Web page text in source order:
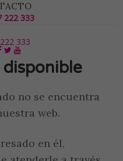
222 333
333
no se encuentra
web.
en él,